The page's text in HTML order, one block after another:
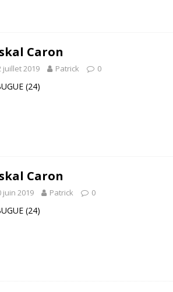
Caron
juillet 2019 Patrick 0
(24)
Caron
juin 2019 Patrick 0
(24)
raison de la